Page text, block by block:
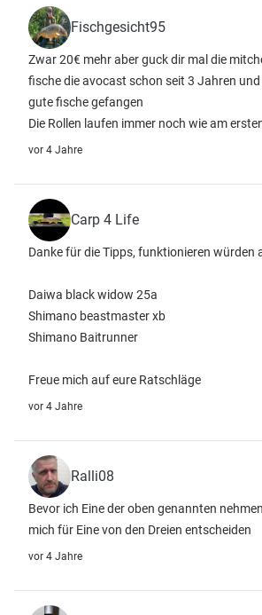
Fischgesicht95
Zwar 20€ mehr aber guck dir mal die
fische die avocast schon seit 3 Jahren
gute fische gefangen
Die Rollen laufen immer noch wie am
vor 4 Jahre
Carp 4 Life
Danke für die Tipps, funktionieren würden
Daiwa black widow 25a
Shimano beastmaster xb
Shimano Baitrunner
Freue mich auf eure Ratschläge
vor 4 Jahre
Ralli08
Bevor ich Eine der oben genannten
mich für Eine von den Dreien entscheiden
vor 4 Jahre